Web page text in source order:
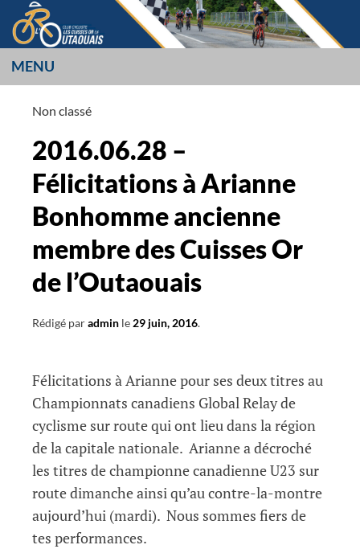
Aller
au
contenu
LES CUISSES OR
L’OUTAOUAIS
MENU
Non classé
2016.06.28 –
Félicitations à Arianne
Bonhomme ancienne
membre des Cuisses Or
de l’Outaouais
Rédigé paradmin le29 juin, 2016.
Félicitations à Arianne pour ses deux titres au
Championnats canadiens Global Relay de
cyclisme sur route qui ont lieu dans la région
de la capitale nationale. Arianne a décroché
les titres de championne canadienne U23 sur
route dimanche ainsi qu’au contre-la-montre
aujourd’hui (mardi). Nous sommes fiers de
tes performances.